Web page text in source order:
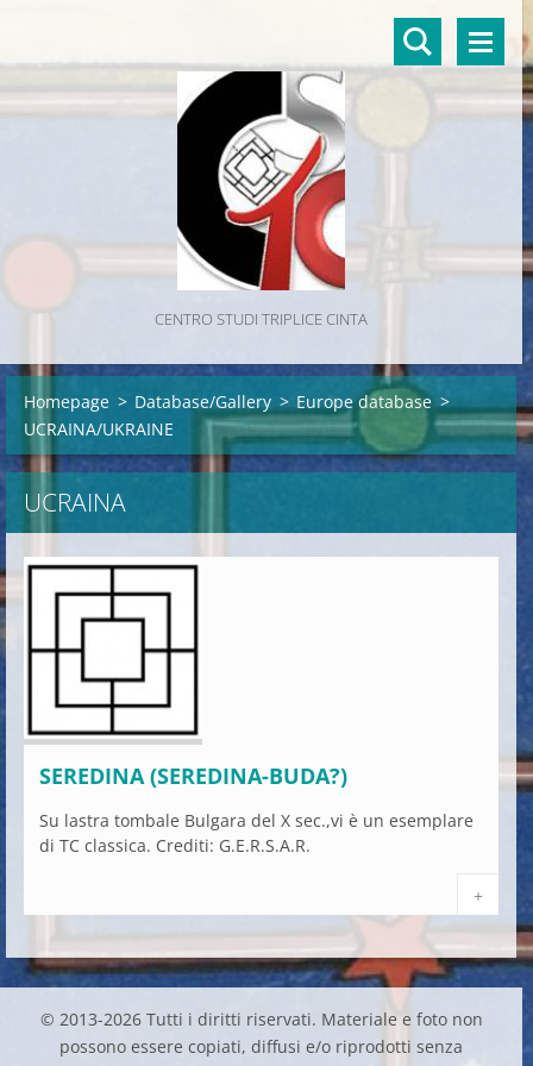
CENTRO STUDI TRIPLICE CINTA
Homepage > Database/Gallery > Europe database >
UCRAINA/UKRAINE
UCRAINA
SEREDINA (SEREDINA-BUDA?)
Su lastra tombale Bulgara del X sec.,vi è un esemplare
di TC classica. Crediti: G.E.R.S.A.R.
+
© 2013-2026 Tutti i diritti riservati. Materiale e foto non
possono essere copiati, diffusi e/o riprodotti senza